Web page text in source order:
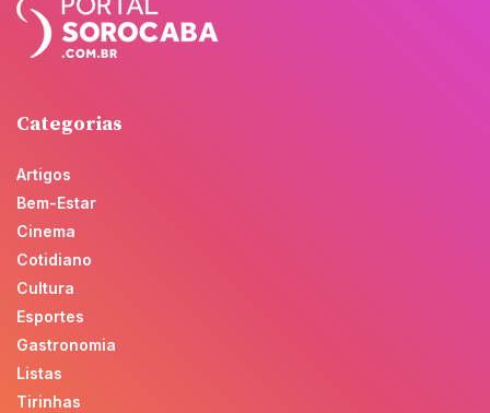
Categorias
Artigos
Bem-Estar
Cinema
Cotidiano
Cultura
Esportes
Gastronomia
Listas
Tirinhas